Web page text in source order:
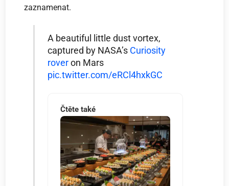
zaznamenat.
A beautiful little dust vortex,
captured by NASA’s Curiosity
roveron Mars
pic.twitter.com/eRCl4hxkGC
Čtěte také